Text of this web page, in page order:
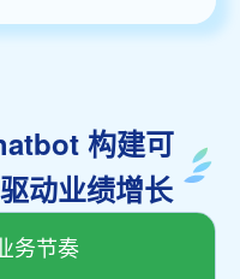
构建可
动业绩增长
务节奏